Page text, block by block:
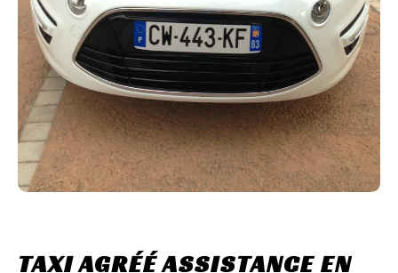
TAXI AGRÉÉ ASSISTANCE EN